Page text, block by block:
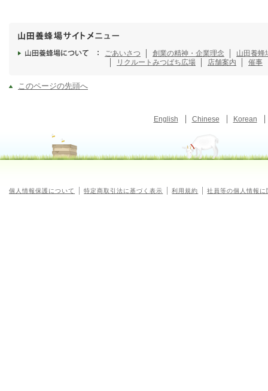
ごあいさつ 創業の精神・企業理念
山田養蜂
リクルート みつばち広場 店舗案内 催事
このページの先頭へ
English Chinese Korean
個人情報保護について 特定商取引法に基づく表示 利用規約 社員等の個人情報